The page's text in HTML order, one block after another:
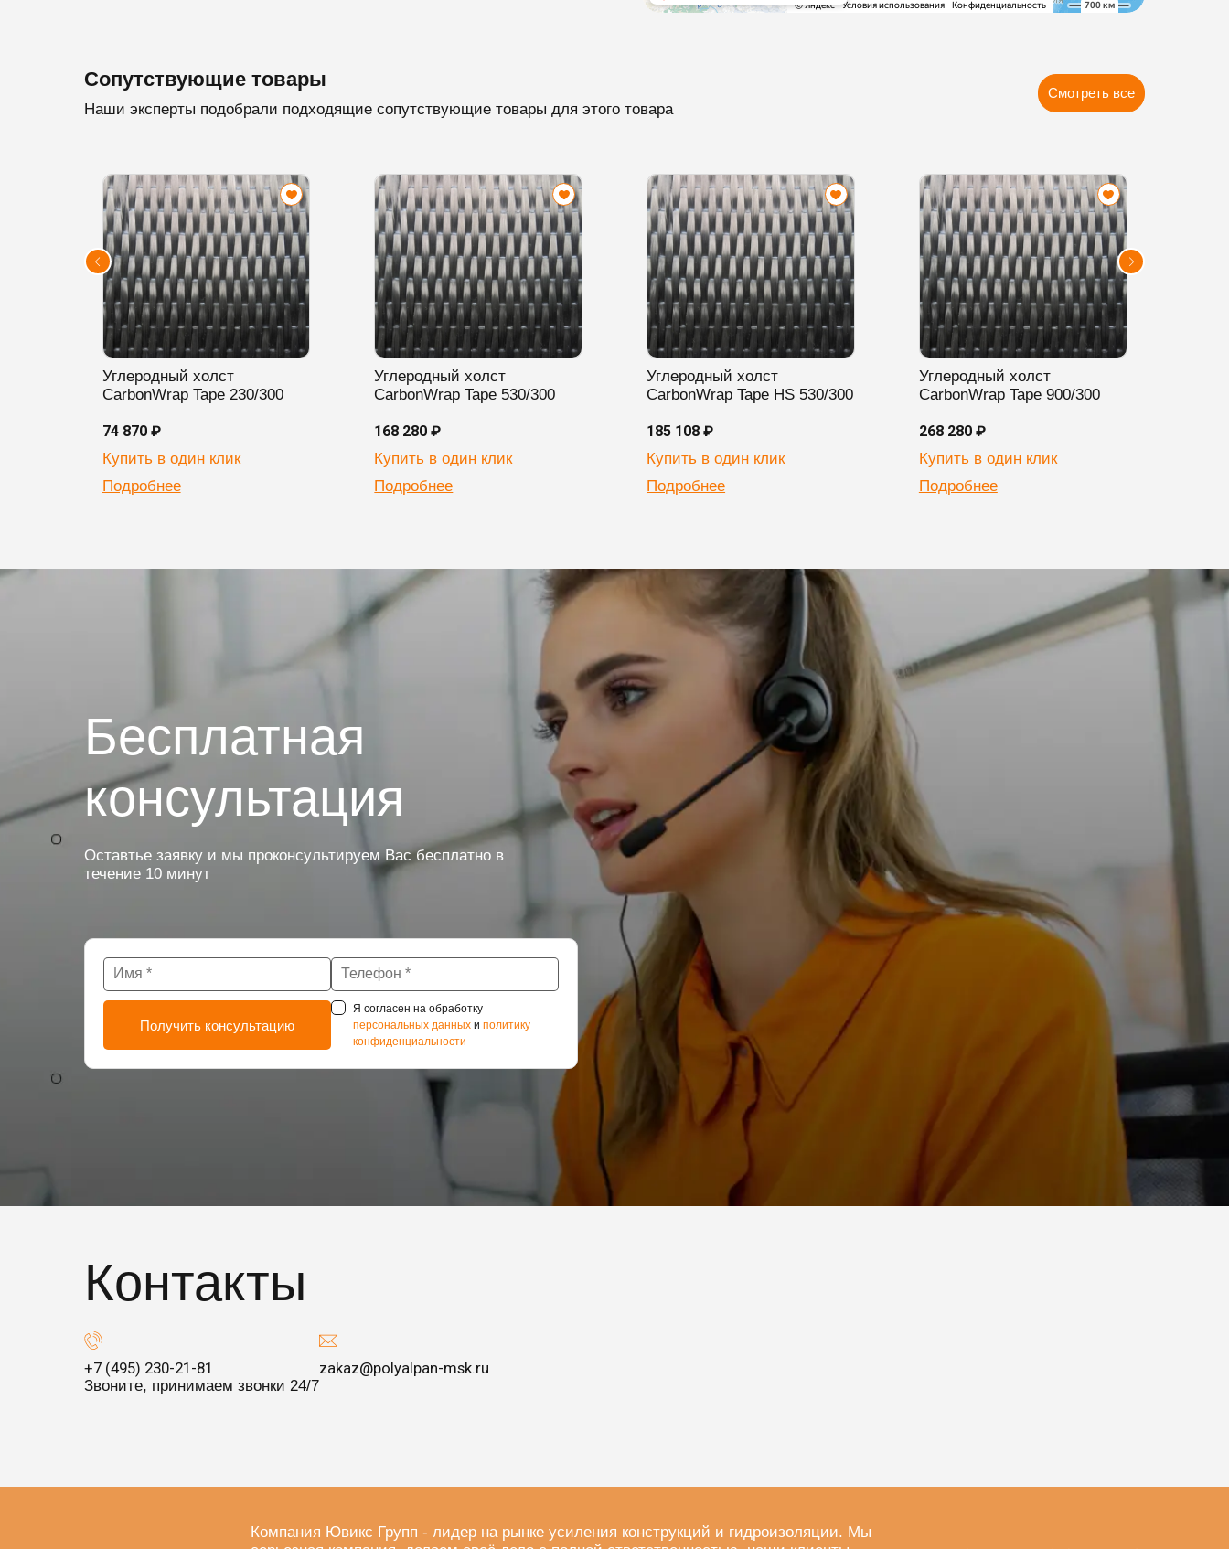
Сопутствующие товары
Наши эксперты подобрали подходящие сопутствующие товары для этого товара
Смотреть все
Углеродный холст
CarbonWrap Tape 230/300
74 870 ₽
Купить в один клик
Подробнее
Углеродный холст
CarbonWrap Tape 530/300
168 280 ₽
Купить в один клик
Подробнее
Углеродный холст
CarbonWrap Tape HS 530/300
185 108 ₽
Купить в один клик
Подробнее
Углеродный холст
CarbonWrap Tape 900/300
268 280 ₽
Купить в один клик
Подробнее
Бесплатная
консультация
Оставтье заявку и мы проконсультируем Вас бесплатно в
течение 10 минут
Я согласен на обработку
персональных данныхи политику
конфиденциальности
Контакты
+7 (495) 230-21-81
Звоните, принимаем звонки 24/7
zakaz@polyalpan-msk.ru
Компания Ювикс Групп - лидер на рынке усиления конструкций и гидроизоляции. Мы